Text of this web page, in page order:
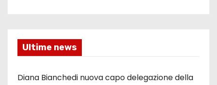
Ultime news
Diana Bianchedi nuova capo delegazione della